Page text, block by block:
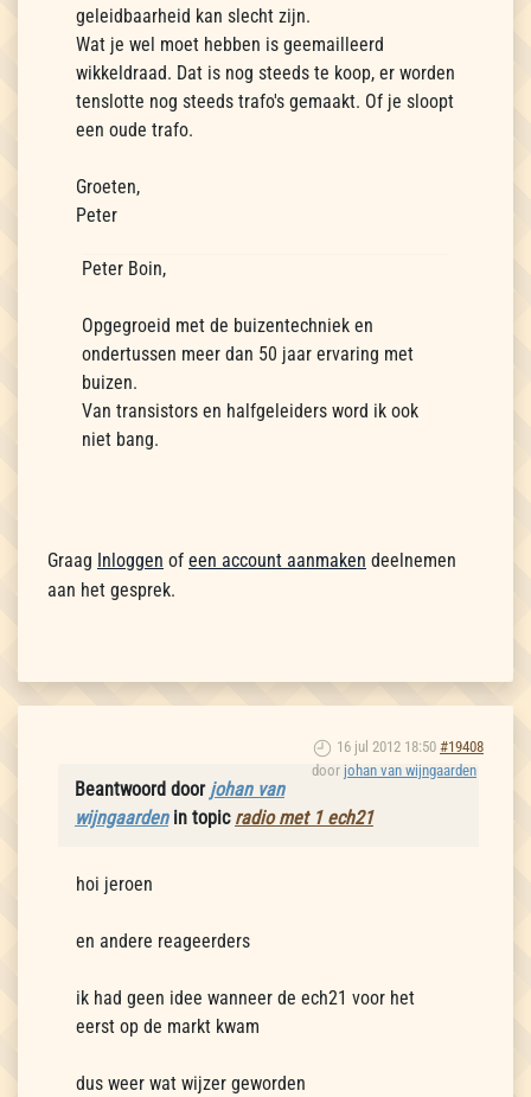
geleidbaarheid kan slecht zijn.
Wat je wel moet hebben is geemailleerd
wikkeldraad. Dat is nog steeds te koop, er worden
tenslotte nog steeds trafo's gemaakt. Of je sloopt
een oude trafo.
Groeten,
Peter
Peter Boin,
Opgegroeid met de buizentechniek en
ondertussen meer dan 50 jaar ervaring met
buizen.
Van transistors en halfgeleiders word ik ook
niet bang.
Graag Inloggen of een account aanmaken deelnemen
aan het gesprek.
16 jul 2012 18:50 #19408
door johan van wijngaarden
Beantwoord door johan van
wijngaardenin topic radio met 1 ech21
hoi jeroen
en andere reageerders
ik had geen idee wanneer de ech21 voor het
eerst op de markt kwam
dus weer wat wijzer geworden